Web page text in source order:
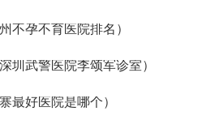
不孕不育医院排名）
圳武警医院李颂军诊室）
最好医院是哪个）